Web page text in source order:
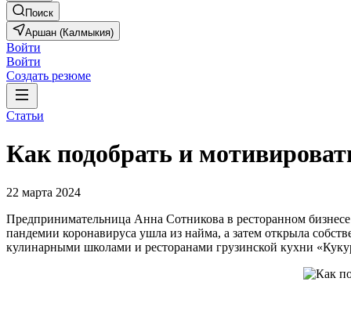
Поиск
Аршан (Калмыкия)
Войти
Войти
Создать резюме
Статьи
Как подобрать и
22 марта 2024
Предпринимательница Анна Сотникова в ресторанном
пандемии коронавируса ушла из найма, а затем открыла
кулинарными школами и ресторанами грузинской кухни